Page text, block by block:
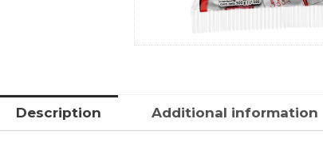
Description Additional information